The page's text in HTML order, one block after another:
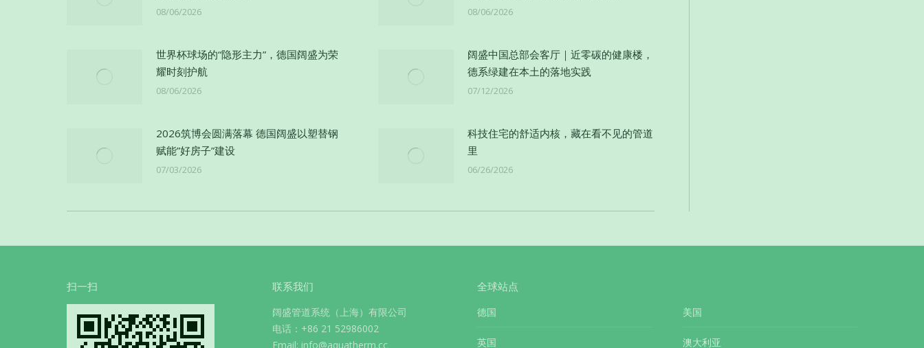
08/06/2026 08/06/2026
世界杯球场的“隐形主力”，德国阔盛为荣
耀时刻护航
08/06/2026
阔盛中国总部会客厅｜近零碳的健康楼，
德系绿建在本土的落地实践
07/12/2026
2026筑博会圆满落幕 德国阔盛以塑替钢
赋能”好房子”建设
07/03/2026
科技住宅的舒适内核，藏在看不见的管道
里
06/26/2026
扫一扫 联系我们
阔盛管道系统（上海）有限公司
电话：+86 21 52986002
Email: info@aquatherm.cc
全球站点
德国
英国
美国
澳大利亚